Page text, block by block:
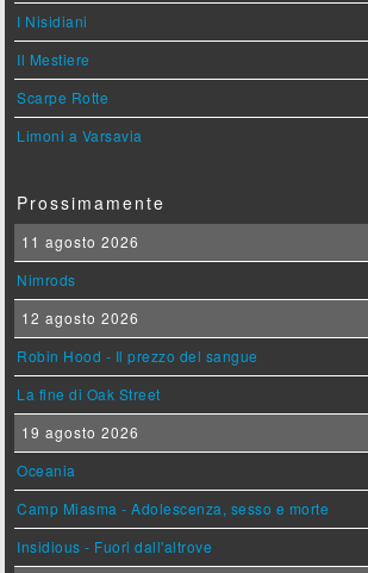
I Nisidiani
Il Mestiere
Scarpe Rotte
Limoni a Varsavia
Prossimamente
11 agosto 2026
Nimrods
12 agosto 2026
Robin Hood - Il prezzo del sangue
La fine di Oak Street
19 agosto 2026
Oceania
Camp Miasma - Adolescenza, sesso e morte
Insidious - Fuori dall'altrove